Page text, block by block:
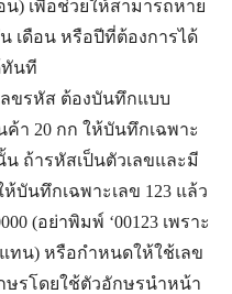
) เพื่อช่วยให้สามารถหาย
เดือน หรือปีที่ต้องการได้
ทันที
ขรหัส ต้องบันทึกแบบ
า 20 กก ให้บันทึกเฉพาะ
น ถ้ารหัสเป็นตัวเลขและมี
บันทึกเฉพาะเลข 123 แล้ว
(อย่าพิมพ์ ‘00123 เพราะ
ทน) หรือกำหนดให้ใช้เลข
ษรโดยใช้ตัวอักษรนำหน้า